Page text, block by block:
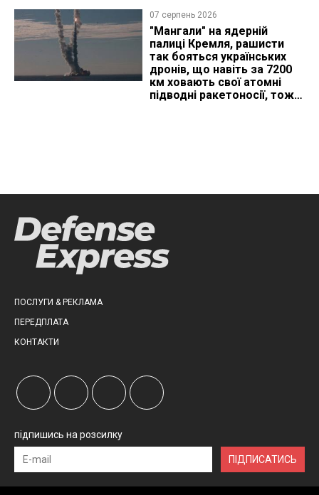
07 серпень 2026
"Мангали" на ядерній
палиці Кремля, рашисти
так бояться українських
дронів, що навіть за 7200
км ховають свої атомні
підводні ракетоносії, тож
ПОСЛУГИ & РЕКЛАМА
ПЕРЕДПЛАТА
КОНТАКТИ
підпишись на розсилку
ПІДПИСАТИСЬ